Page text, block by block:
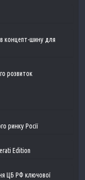
концепт-шину для
розвиток
ринку Росії
Edition
ЦБ РФ ключової